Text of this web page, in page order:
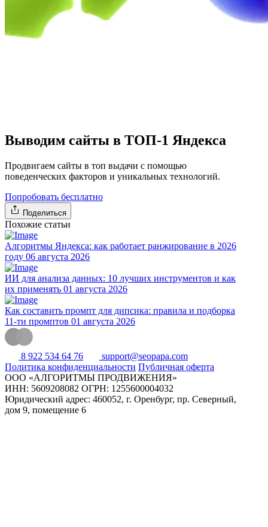
Выводим сайты в ТОП-1 Яндекса
Продвигаем сайты в топ выдачи с помощью
поведенческих факторов и уникальных технологий.
Попробовать бесплатно
Поделиться
Похожие статьи
Алгоритмы Яндекса: как работает ранжирование в 2026
году 06 августа 2026
ИИ для анализа данных: 10 лучших инструментов и как
их применять 01 августа 2026
Как составить промпт для дипсика: правила и подборка
11-ти промптов 01 августа 2026
8 922 534 64 76
support@seopapa.com
Политика конфиденциальности Публичная оферта
ООО «АЛГОРИТМЫ ПРОДВИЖЕНИЯ»
ИНН: 5609208082 ОГРН: 1255600004032
Юридический адрес: 460052, г. Оренбург, пр. Северный,
дом 9, помещение 6